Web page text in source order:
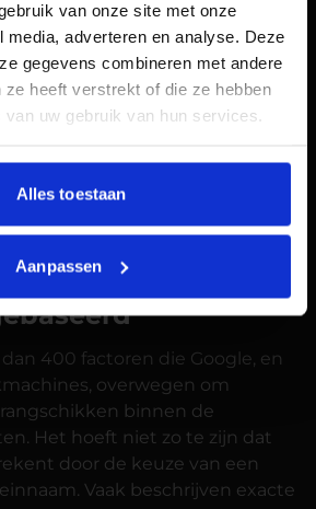
van onze site met onze
media, adverteren en analyse. Deze
gegevens combineren met andere
ze heeft verstrekt of die ze hebben
uw gebruik van hun services.
Alles toestaan
Aanpassen
werd het proces vaak
website stonden bekend als
websites.
zich echter zich door de jaren
gericht op het kraken van
Dit resulteerde in een
exacte domeinnamen. Dit
niet in dat het hebben van
vs.
400 factoren die Google, en
overwegen om
binnen de
Het hoeft niet zo te zijn dat
door de keuze van een
Vaak beschrijven exacte